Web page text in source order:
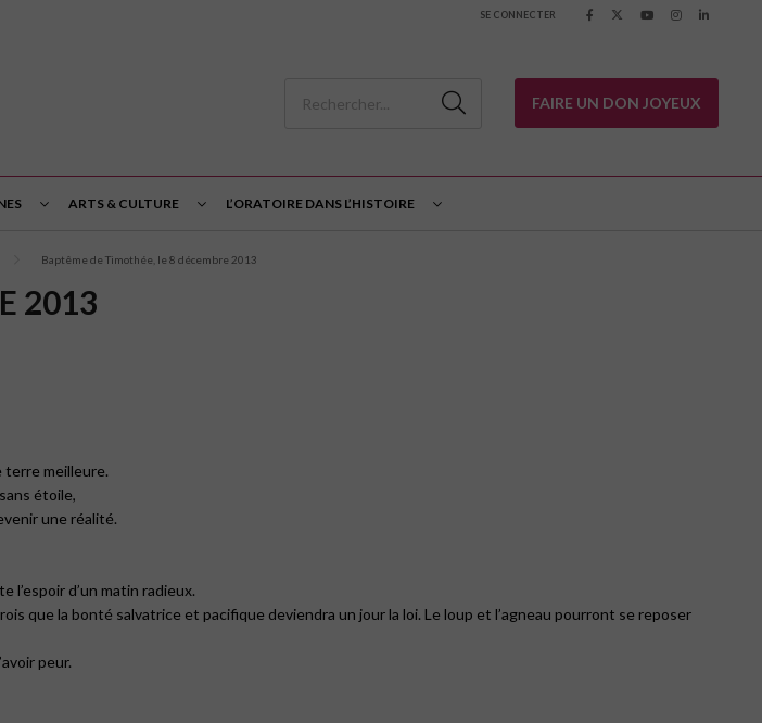
SE CONNECTER
FAIRE UN DON JOYEUX
ARTS & CULTURE L’ORATOIRE DANS L’HISTOIRE
Baptême de Timothée, le 8 décembre 2013
2013
terre meilleure.
étoile,
une réalité.
l’espoir d’un matin radieux.
que la bonté salvatrice et pacifique deviendra un jour la loi. Le loup et l’agneau pourront se reposer
peur.